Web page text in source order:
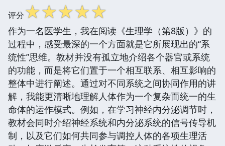
评分☆☆☆☆☆
作为一名医学生，我在阅读《生理学（第8版）》的
过程中，感受最深的一个方面就是它所展现出的“系
统性”思维。教材并没有孤立地介绍各个器官或系统
的功能，而是将它们置于一个相互联系、相互影响的
整体中进行阐述。通过对不同系统之间协同作用的讲
解，我能更清晰地理解人体作为一个复杂而统一的生
命体的运作模式。例如，在学习神经内分泌调节时，
教材会同时介绍神经系统和内分泌系统的信号传导机
制，以及它们如何共同参与调控人体的各项生理活